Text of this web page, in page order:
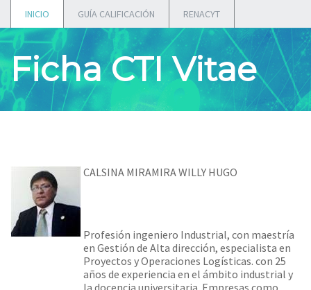
INICIO GUÍA CALIFICACIÓN RENACYT
Ficha CTI Vitae
CALSINA MIRAMIRA WILLY HUGO
Profesión ingeniero Industrial, con maestría
en Gestión de Alta dirección, especialista en
Proyectos y Operaciones Logísticas. con 25
años de experiencia en el ámbito industrial y